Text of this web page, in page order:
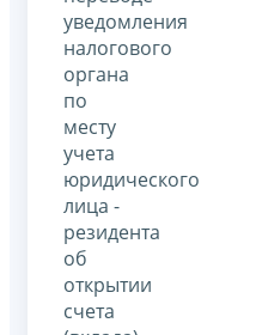
уведомления
налогового
органа
по
месту
учета
юридического
лица -
резидента
об
открытии
счета